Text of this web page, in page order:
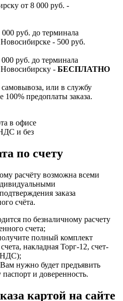
от 8 000 руб. -
руб. до терминала
- 500 руб.
руб. до терминала
- БЕСПЛАТНО
или в службу
100% предоплаты заказа.
в офисе
и без
по счету
расчёту возможна всеми
заказа
счёта.
по безналичному расчету
счета;
полный комплект
накладная Торг-12, счет-
НДС);
нужно будет предъявить
и доверенность.
картой на сайте